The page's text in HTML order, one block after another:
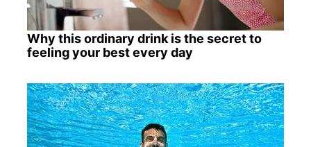
Why this ordinary drink is the secret to
feeling your best every day